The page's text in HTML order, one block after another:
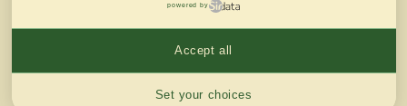
Mentions légales du site
powered by
Set your choices
Accept all